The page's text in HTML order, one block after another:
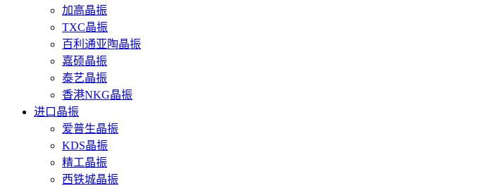
加高晶振
TXC晶振
百利通亚陶晶振
嘉硕晶振
泰艺晶振
香港NKG晶振
进口晶振
爱普生晶振
KDS晶振
精工晶振
西铁城晶振